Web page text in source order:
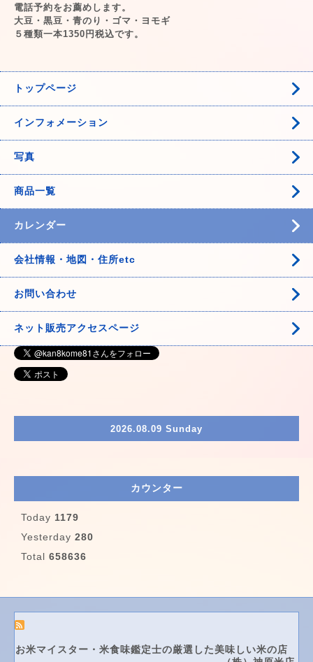
電話予約をお薦めします。
大豆・黒豆・青のり・ゴマ・ヨモギ
５種類一本1350円税込です。
トップページ
インフォメーション
写真
商品一覧
カレンダー
会社情報・地図・住所etc
お問い合わせ
ネット販売アクセスページ
2026.08.09 Sunday
カウンター
Today 1179
Yesterday 280
Total 658636
お米マイスター・米食味鑑定士の厳選した美味しい米の店